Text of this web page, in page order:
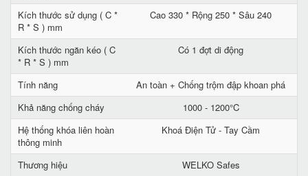
Kích thước sử dụng ( C *
R * S ) mm
Cao 330 * Rộng 250 * Sâu 240
Kích thước ngăn kéo ( C
* R * S ) mm
Có 1 đợt di động
Tính năng
An toàn + Chống trộm đập khoan phá
Khả năng chống cháy
1000 - 1200°C
Hệ thống khóa liên hoàn
thông minh
Khoá Điện Tử - Tay Cầm
Thương hiệu WELKO Safes